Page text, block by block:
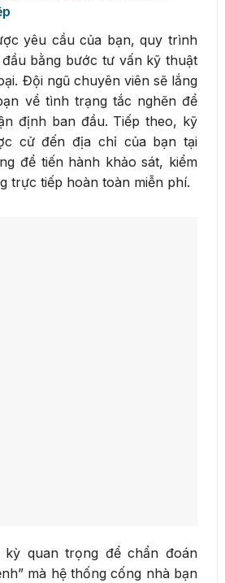
yêu cầu của bạn, quy trình
bằng bước tư vấn kỹ thuật
Đội ngũ chuyên viên sẽ lắng
về tình trạng tắc nghẽn để
định ban đầu. Tiếp theo, kỹ
cử đến địa chỉ của bạn tại
để tiến hành khảo sát, kiểm
trực tiếp hoàn toàn miễn phí.
quan trọng để chẩn đoán
mà hệ thống cống nhà bạn